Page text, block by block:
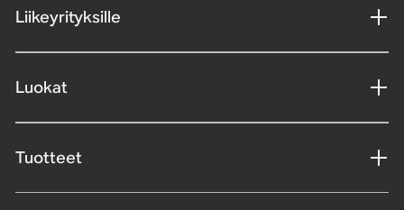
Liikeyrityksille
Luokat
Tuotteet